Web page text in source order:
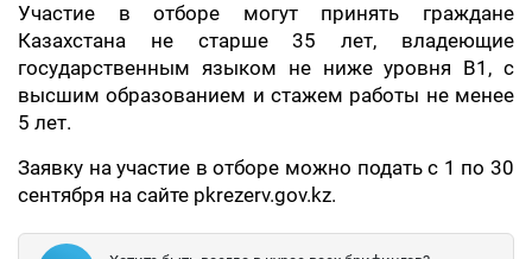
Участие в отборе могут принять граждане
Казахстана не старше 35 лет, владеющие
государственным языком не ниже уровня B1, с
высшим образованием и стажем работы не менее
5 лет.
Заявку на участие в отборе можно подать с 1 по 30
сентября на сайте pkrezerv.gov.kz.